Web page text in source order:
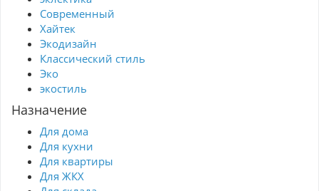
Современный
Хайтек
Экодизайн
Классический стиль
Эко
экостиль
Назначение
Для дома
Для кухни
Для квартиры
Для ЖКХ